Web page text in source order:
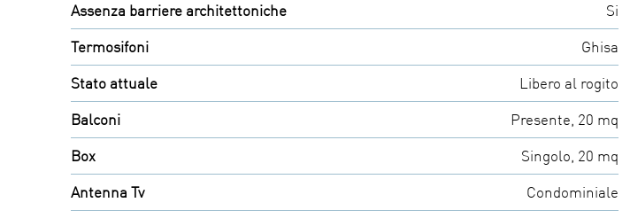
Assenza barriere architettoniche
Si
Termosifoni
Ghisa
Stato attuale
Libero al rogito
Balconi
Presente, 20 mq
Box
Singolo, 20 mq
Antenna Tv
Condominiale